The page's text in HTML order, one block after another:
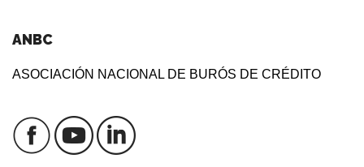
ANBC
ASOCIACIÓN NACIONAL DE BURÓS DE CRÉDITO